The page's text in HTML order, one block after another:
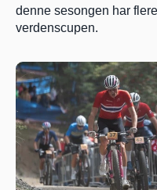
denne sesongen har
verdenscupen.